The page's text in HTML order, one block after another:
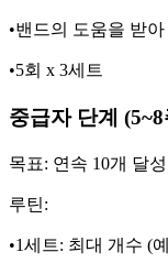
•밴드의 도움을 받
•5회 x 3세트
중급자 단계
목표: 연속 10개 달성
루틴:
•1세트: 최대 개수 (